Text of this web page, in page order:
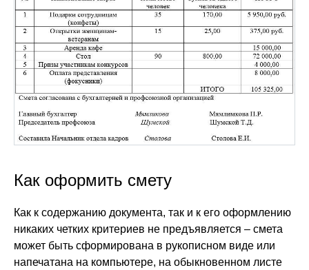
Как оформить смету
Как к содержанию документа, так и к его оформлению
никаких четких критериев не предъявляется – смета
может быть сформирована в рукописном виде или
напечатана на компьютере, на обыкновенном листе